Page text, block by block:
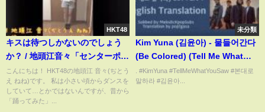
HKT48
キスは待つしかないのでしょう
か？ / 地頭江音々「センターポジ
ション踊ってみた動画」/
HKT48[公式]
こんにちは！ HKT48の地頭江 音々(ぢとう
え ねね)です。 私は小さい頃からダンスを
していて…とかではないんですが、昔から
「踊ってみた」...
未分類
Kim Yuna (김윤아) - 물들어간다
(Be Colored) (Tell Me What
You Saw OST Part 1) [English
Subs]
. #KimYuna #TellMeWhatYouSaw #본대로
말하라 #김윤아...